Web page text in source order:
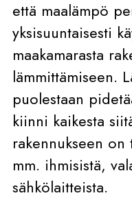
että maalämpö
yksisuuntaisesti
maakamarasta
lämmittämiseen.
puolestaan
kiinni kaikesta
rakennukseen
mm. ihmisistä,
sähkölaitteista.